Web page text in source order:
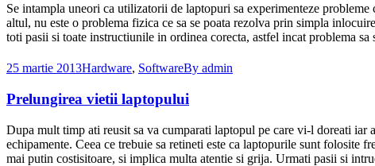
Se intampla uneori ca utilizatorii de laptopuri sa experimenteze
altul, nu este o problema fizica ce sa se poata rezolva prin simpla
toti pasii si toate instructiunile in ordinea corecta, astfel incat problema
25 martie 2013Hardware, SoftwareBy admin
Prelungirea vietii laptopului
Dupa mult timp ati reusit sa va cumparati laptopul pe care vi-l doreati iar
echipamente. Ceea ce trebuie sa retineti este ca laptopurile sunt folosite
mai putin costisitoare, si implica multa atentie si grija. Urmati pasii si